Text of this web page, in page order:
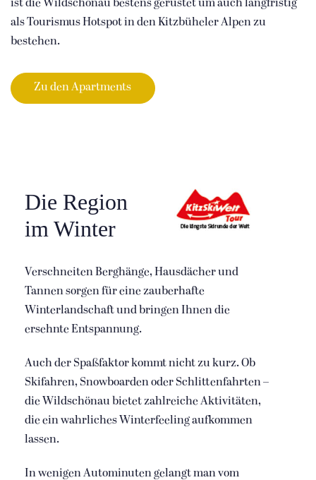
ist die Wildschönau bestens gerüstet um auch langfristig
als Tourismus Hotspot in den Kitzbüheler Alpen zu
bestehen.
Zu den Apartments
Die Region
im Winter
Verschneiten Berghänge, Hausdächer und
Tannen sorgen für eine zauberhafte
Winterlandschaft und bringen Ihnen die
ersehnte Entspannung.
Auch der Spaßfaktor kommt nicht zu kurz. Ob
Skifahren, Snowboarden oder Schlittenfahrten –
die Wildschönau bietet zahlreiche Aktivitäten,
die ein wahrliches Winterfeeling aufkommen
lassen.
In wenigen Autominuten gelangt man vom